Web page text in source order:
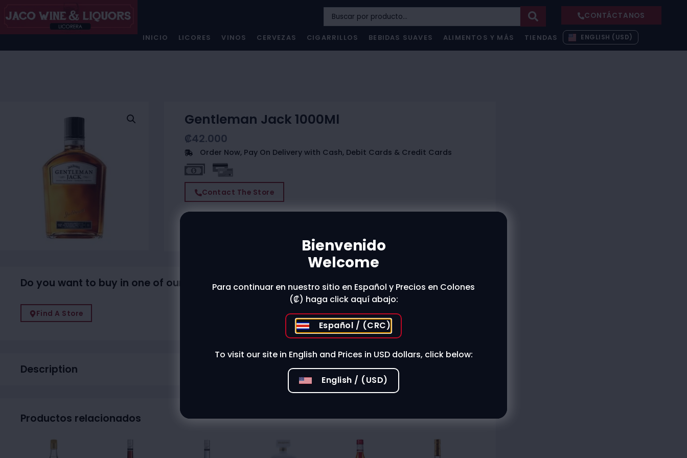
CONTÁCTANOS
INICIO LICORES VINOS CERVEZAS CIGARRILLOS BEBIDAS SUAVES ALIMENTOS Y MÁS TIENDAS ENGLISH (USD)
Gentleman Jack 1000Ml
₡42.000
Order Now, Pay On Delivery with Cash, Debit Cards & Credit Cards
Contact The Store
Do you want to buy in one of our physical stores?
Find A Store
Description
Productos relacionados
Bienvenido
Welcome
Para continuar en nuestro sitio en Español y Precios en Colones
(₡) haga click aquí abajo:
Español / (CRC)
To visit our site in English and Prices in USD dollars, click below:
English / (USD)